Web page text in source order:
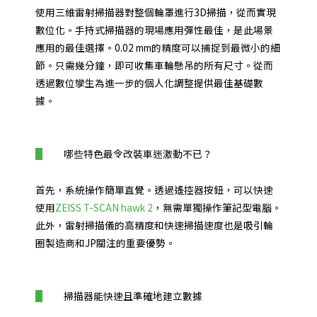
使用三維雷射掃描器對整個輪罩進行3D掃描，從而實現
數位化。手持式掃描器的現場應用彈性最佳，是此場景
應用的最佳選擇。0.02 mm的精度可以捕捉到最微小的細
節。只需幾分鐘，即可收集車輪懸吊的所有尺寸。從而
透過數位孿生為進一步的個人化調整提供最佳基礎數
據。
哪些特色最令改裝車迷激動不已？
首先，系統操作簡單直覺。透過遙控器按鈕，可以快速
使用ZEISS T-SCAN hawk 2 ，無需單獨操作筆記型電腦。
此外，雷射掃描儀的高精度和快速掃描速度也是吸引輪
圈製造商和JP關注的重要優勢。
掃描器能快速且準確地建立數據